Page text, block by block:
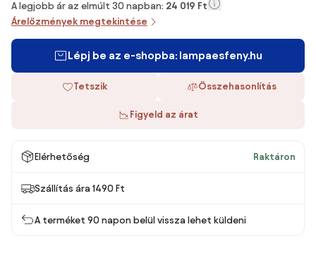
A legjobb ár az elmúlt 30 napban: 24 019 Ft
Árelőzmények megtekintése
Lépj be az e-shopba: lampaesfeny.hu
Tetszik Összehasonlítás
Figyeld az árat
Elérhetőség Raktáron
Szállítás ára 1490 Ft
A terméket 90 napon belül vissza lehet küldeni